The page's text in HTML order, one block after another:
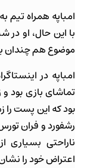
امباپه همراه تیم
با این حال، او در
موضوع هم چندان
امباپه در
تماشای بازی بود
بود که این پست را
ناراحتی بسیاری
اعتراض خود را